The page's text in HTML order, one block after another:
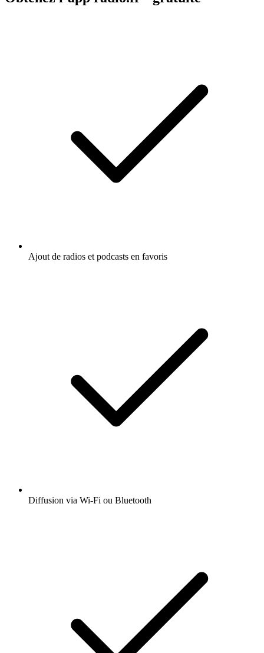
Ajout de radios et podcasts en favoris
Diffusion via Wi-Fi ou Bluetooth